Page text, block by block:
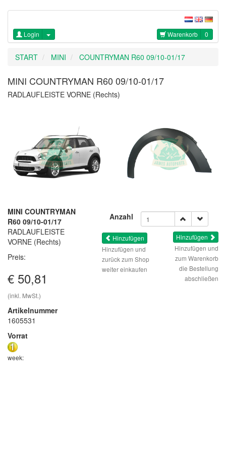
Login Warenkorb 0
START MINI COUNTRYMAN R60 09/10-01/17
MINI COUNTRYMAN R60 09/10-01/17
RADLAUFLEISTE VORNE (Rechts)
MINI COUNTRYMAN
R60 09/10-01/17
RADLAUFLEISTE
VORNE (Rechts)
Preis:
€ 50,81
(inkl. MwSt.)
Artikelnummer
1605531
Vorrat
week:
Anzahl
Hinzufügen
Hinzufügen und
zurück zum Shop
weiter einkaufen
Hinzufügen
Hinzufügen und
zum Warenkorb
die Bestellung
abschließen